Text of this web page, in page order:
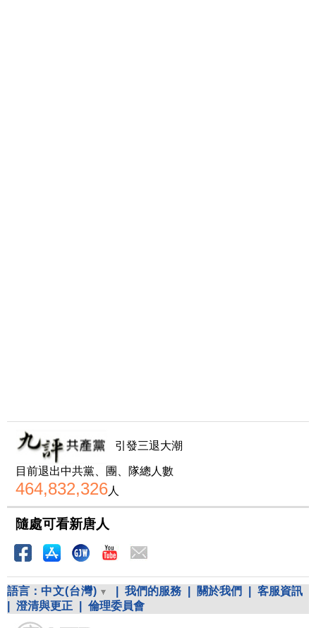
引發三退大潮
目前退出中共黨、團、隊總人數
464,832,326人
隨處可看新唐人
語言： 中文(台灣) 我們的服務 關於我們
客服資訊
澄清與更正 倫理委員會